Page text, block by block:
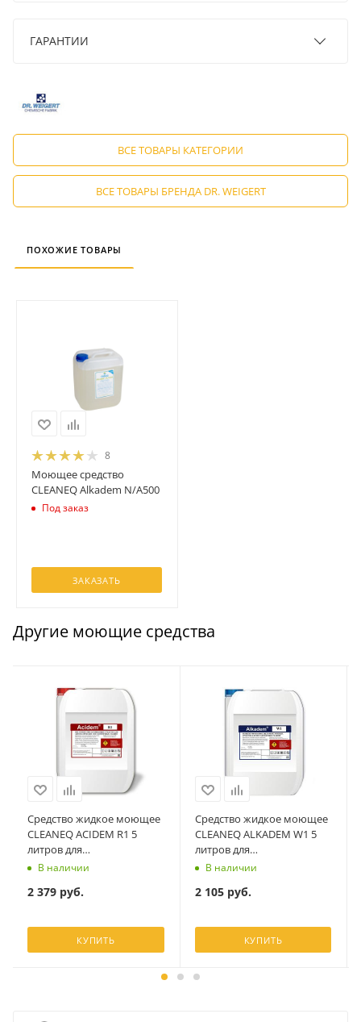
ГАРАНТИИ
ВСЕ ТОВАРЫ КАТЕГОРИИ
ВСЕ ТОВАРЫ БРЕНДА DR. WEIGERT
ПОХОЖИЕ ТОВАРЫ
8
Моющее средство
CLEANEQ Alkadem N/A500
Под заказ
ЗАКАЗАТЬ
Другие моющие средства
Средство жидкое моющее
CLEANEQ ACIDEM R1 5
литров для
посудомоечных машин
В наличии
2 379 руб.
КУПИТЬ
Средство жидкое моющее
CLEANEQ ALKADEM W1 5
литров для
посудомоечных машин
В наличии
2 105руб.
КУПИТЬ